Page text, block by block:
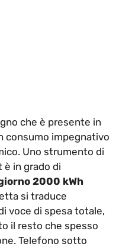
che è presente in
consumo impegnativo
Uno strumento di
in grado di
2000 kWh
si traduce
voce di spesa totale,
il resto che spesso
Telefono sotto